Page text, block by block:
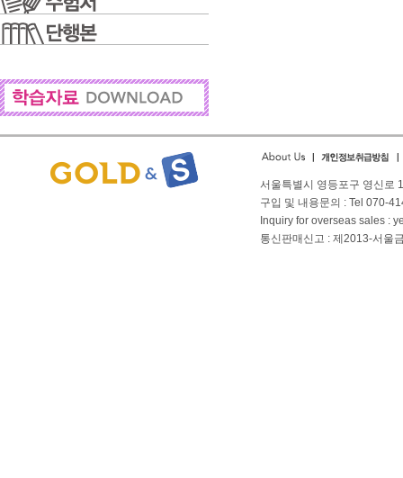
서울특별시 영등포구 영신로
구입 및 내용문의 : Tel 070-
Inquiry for overseas sales :
통신판매신고 : 제2013-서울